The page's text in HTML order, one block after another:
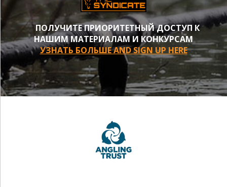
ПОЛУЧИТЕ ПРИОРИТЕТНЫЙ ДОСТУП К
НАШИМ МАТЕРИАЛАМ И КОНКУРСАМ
УЗНАТЬ БОЛЬШЕ AND SIGN UP HERE